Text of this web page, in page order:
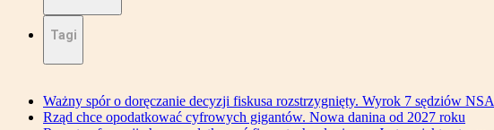
Tagi
Ważny spór o doręczanie decyzji fiskusa rozstrzygnięty. Wyrok 7 sędziów NSA
Rząd chce opodatkować cyfrowych gigantów. Nowa danina od 2027 roku